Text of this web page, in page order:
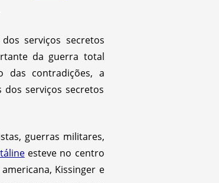
serviços secretos
da guerra total
das contradições, a
serviços secretos
guerras militares,
esteve no centro
Kissinger e